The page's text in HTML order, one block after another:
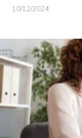
10/12/2024